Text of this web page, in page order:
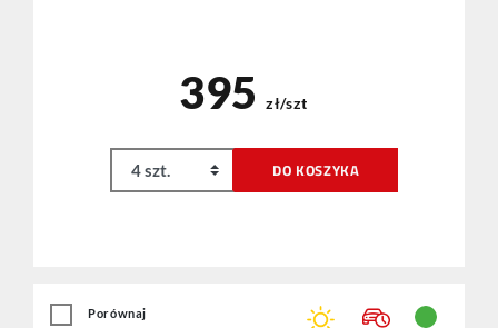
395 zł/szt
DO KOSZYKA
Porównaj